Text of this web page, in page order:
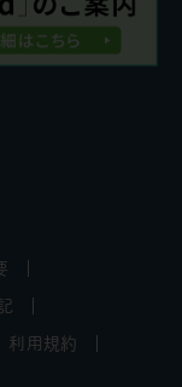
利用規約